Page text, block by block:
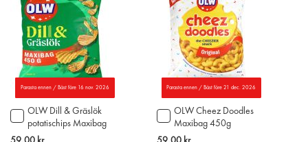
Parasta ennen / Bäst före 16 nov. 2026
OLW Dill & Gräslök
potatischips Maxibag
450g
Lägg
till
i
Parasta ennen / Bäst före 21 dec. 2026
OLW Cheez Doodles
Maxibag 450g
Lägg
till
i